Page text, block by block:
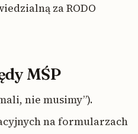
za RODO
MŚP
nie musimy”).
na formularzach